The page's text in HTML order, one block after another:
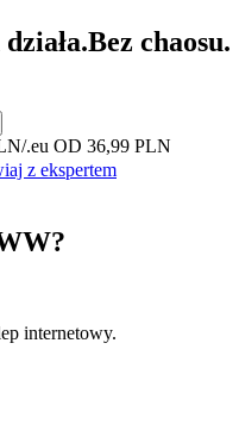
Bez chaosu.
/.eu OD 36,99 PLN
z ekspertem
internetowy.